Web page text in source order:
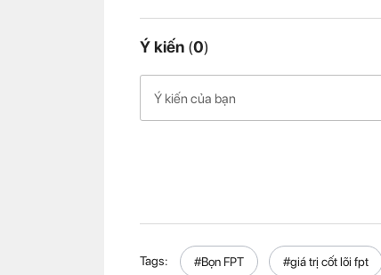
Ý kiến (0)
Tags: #Bọn FPT #giá trị cốt lõi fpt